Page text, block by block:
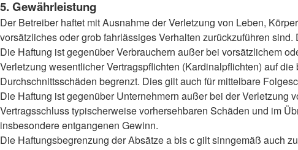
5. Gewährleistung
Der Betreiber haftet mit Ausnahme der Verletzung von Leben,
vorsätzliches oder grob fahrlässiges Verhalten zurückzuführen
Die Haftung ist gegenüber Verbrauchern außer bei vorsätzlichem
Verletzung wesentlicher Vertragspflichten (Kardinalpflichten) auf
Durchschnittsschäden begrenzt. Dies gilt auch für mittelbare
Die Haftung ist gegenüber Unternehmern außer bei der Verletzung
Vertragsschluss typischerweise vorhersehbaren Schäden und im
insbesondere entgangenen Gewinn.
Die Haftungsbegrenzung der Absätze a bis c gilt sinngemäß auch